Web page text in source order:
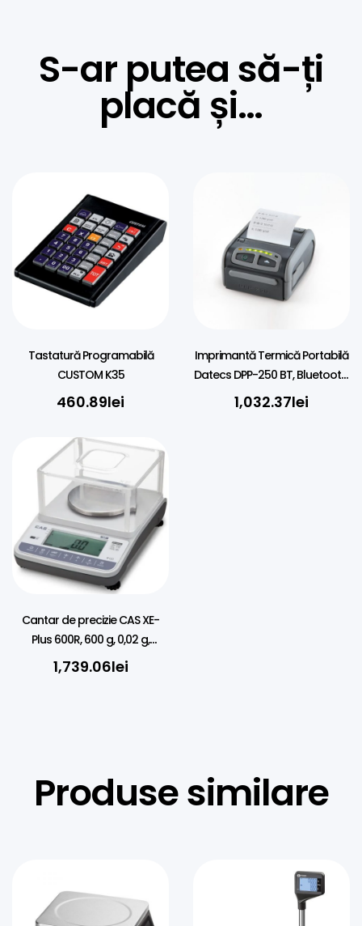
S-ar putea să-ți
placă și…
Tastatură Programabilă
CUSTOM K35
460.89lei
Imprimantă Termică Portabilă
Datecs DPP-250 BT, Bluetooth,
58mm
1,032.37lei
Cantar de precizie CAS XE-
Plus 600R, 600 g, 0,02 g,
Verificat metrologic
1,739.06lei
Produse similare